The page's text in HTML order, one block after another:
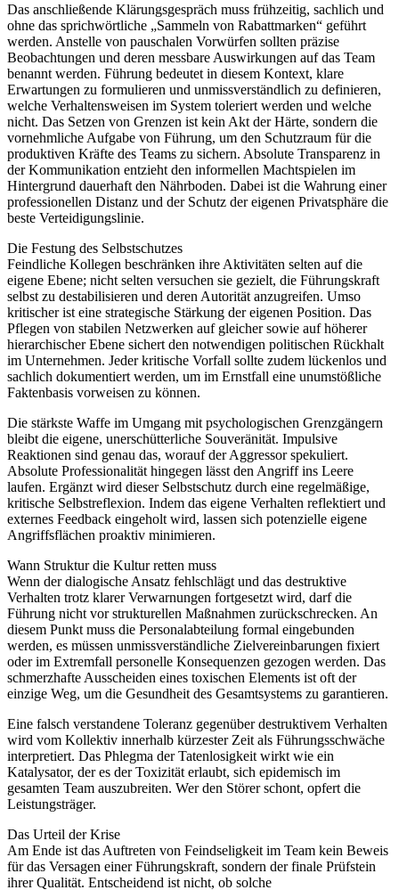
Das anschließende Klärungsgespräch muss frühzeitig, sachlich und
ohne das sprichwörtliche „Sammeln von Rabattmarken“ geführt
werden. Anstelle von pauschalen Vorwürfen sollten präzise
Beobachtungen und deren messbare Auswirkungen auf das Team
benannt werden. Führung bedeutet in diesem Kontext, klare
Erwartungen zu formulieren und unmissverständlich zu definieren,
welche Verhaltensweisen im System toleriert werden und welche
nicht. Das Setzen von Grenzen ist kein Akt der Härte, sondern die
vornehmliche Aufgabe von Führung, um den Schutzraum für die
produktiven Kräfte des Teams zu sichern. Absolute Transparenz in
der Kommunikation entzieht den informellen Machtspielen im
Hintergrund dauerhaft den Nährboden. Dabei ist die Wahrung einer
professionellen Distanz und der Schutz der eigenen Privatsphäre die
beste Verteidigungslinie.
Die Festung des Selbstschutzes
Feindliche Kollegen beschränken ihre Aktivitäten selten auf die
eigene Ebene; nicht selten versuchen sie gezielt, die Führungskraft
selbst zu destabilisieren und deren Autorität anzugreifen. Umso
kritischer ist eine strategische Stärkung der eigenen Position. Das
Pflegen von stabilen Netzwerken auf gleicher sowie auf höherer
hierarchischer Ebene sichert den notwendigen politischen Rückhalt
im Unternehmen. Jeder kritische Vorfall sollte zudem lückenlos und
sachlich dokumentiert werden, um im Ernstfall eine unumstößliche
Faktenbasis vorweisen zu können.
Die stärkste Waffe im Umgang mit psychologischen Grenzgängern
bleibt die eigene, unerschütterliche Souveränität. Impulsive
Reaktionen sind genau das, worauf der Aggressor spekuliert.
Absolute Professionalität hingegen lässt den Angriff ins Leere
laufen. Ergänzt wird dieser Selbstschutz durch eine regelmäßige,
kritische Selbstreflexion. Indem das eigene Verhalten reflektiert und
externes Feedback eingeholt wird, lassen sich potenzielle eigene
Angriffsflächen proaktiv minimieren.
Wann Struktur die Kultur retten muss
Wenn der dialogische Ansatz fehlschlägt und das destruktive
Verhalten trotz klarer Verwarnungen fortgesetzt wird, darf die
Führung nicht vor strukturellen Maßnahmen zurückschrecken. An
diesem Punkt muss die Personalabteilung formal eingebunden
werden, es müssen unmissverständliche Zielvereinbarungen fixiert
oder im Extremfall personelle Konsequenzen gezogen werden. Das
schmerzhafte Ausscheiden eines toxischen Elements ist oft der
einzige Weg, um die Gesundheit des Gesamtsystems zu garantieren.
Eine falsch verstandene Toleranz gegenüber destruktivem Verhalten
wird vom Kollektiv innerhalb kürzester Zeit als Führungsschwäche
interpretiert. Das Phlegma der Tatenlosigkeit wirkt wie ein
Katalysator, der es der Toxizität erlaubt, sich epidemisch im
gesamten Team auszubreiten. Wer den Störer schont, opfert die
Leistungsträger.
Das Urteil der Krise
Am Ende ist das Auftreten von Feindseligkeit im Team kein Beweis
für das Versagen einer Führungskraft, sondern der finale Prüfstein
ihrer Qualität. Entscheidend ist nicht, ob solche